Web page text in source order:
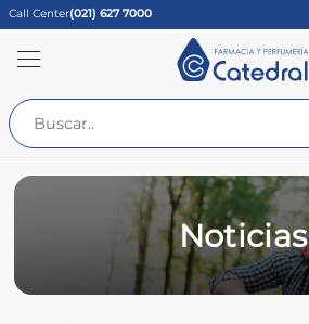
Call Center(021) 627 7000
Noticias